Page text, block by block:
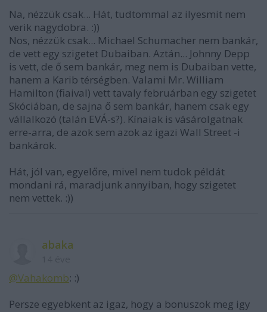
Na, nézzük csak... Hát, tudtommal az ilyesmit nem
verik nagydobra. :))
Nos, nézzük csak... Michael Schumacher nem bankár,
de vett egy szigetet Dubaiban. Aztán... Johnny Depp
is vett, de ő sem bankár, meg nem is Dubaiban vette,
hanem a Karib térségben. Valami Mr. William
Hamilton (fiaival) vett tavaly februárban egy szigetet
Skóciában, de sajna ő sem bankár, hanem csak egy
vállalkozó (talán EVÁ-s?). Kínaiak is vásárolgatnak
erre-arra, de azok sem azok az igazi Wall Street -i
bankárok.
Hát, jól van, egyelőre, mivel nem tudok példát
mondani rá, maradjunk annyiban, hogy szigetet
nem vettek. :))
abaka
@Vahakomb: :)
Persze egyebkent az igaz, hogy a bonuszok meg igy